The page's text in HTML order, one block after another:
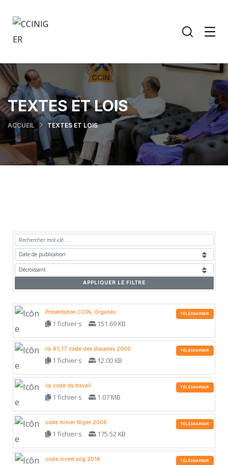
TEXTES ET LOIS
ACCUEIL TEXTES ET LOIS
APPLIQUER LE FILTRE
Présentation CCIN, Organes
1 fichier·s 151.69 KB
TÉLÉCHARGER
loi 61_17 code des douanes 2000
1 fichier·s 12.00 KB
TÉLÉCHARGER
loi code du travail
1 fichier·s 1.07 MB
TÉLÉCHARGER
code minier Niger 2006
1 fichier·s 175.52 KB
TÉLÉCHARGER
code invest ang 2014 TÉLÉCHARGER